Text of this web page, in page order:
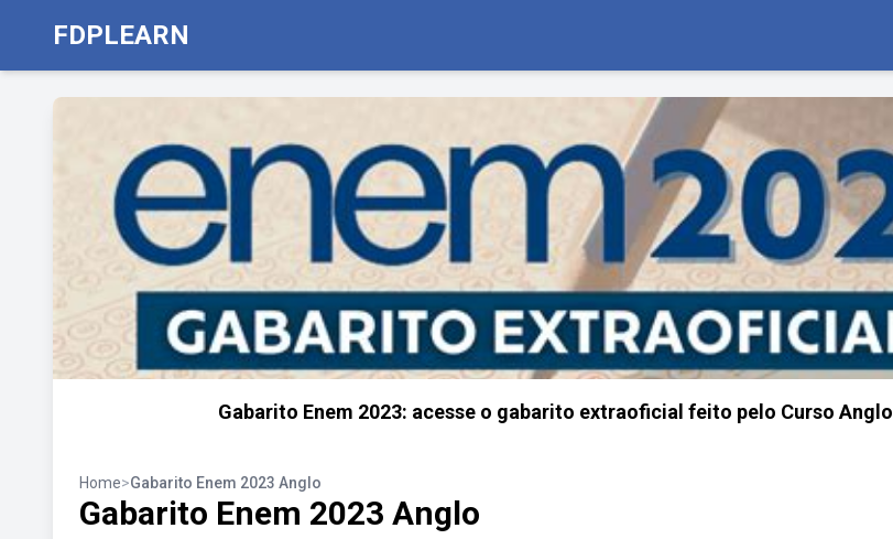
FDPLEARN
Gabarito Enem 2023: acesse o gabarito extraoficial feito pelo Curso Anglo
Home>Gabarito Enem 2023 Anglo
Gabarito Enem 2023 Anglo